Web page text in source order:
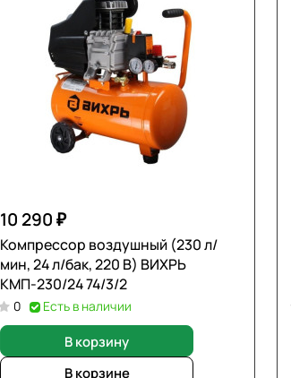
10 290 ₽
Компрессор воздушный (230 л/
мин, 24 л/бак, 220 В) ВИХРЬ
КМП-230/24 74/3/2
0 Есть в наличии
В корзину
В корзине